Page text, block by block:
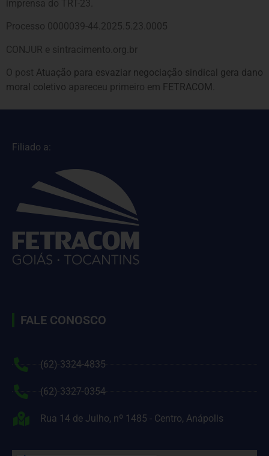
imprensa do TRT-23.
Processo 0000039-44.2025.5.23.0005
CONJUR e sintracimento.org.br
O post Atuação para esvaziar negociação sindical gera dano
moral coletivo apareceu primeiro em FETRACOM
Filiado a:
FALE CONOSCO
(62) 3324-4835
(62) 3327-0354
Rua 14 de Julho, nº 1485 - Centro, Anápolis